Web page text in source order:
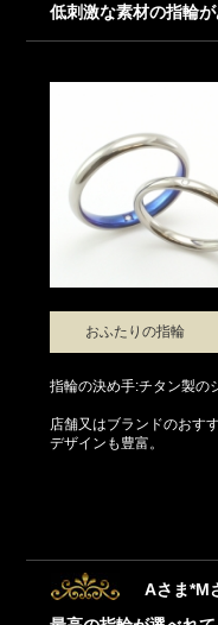
低刺激な素材の指輪が
おふたりの指輪
指輪の決め手:チタン製の
店舗又はブランドのおす
デザインも豊富。
Aさま*M